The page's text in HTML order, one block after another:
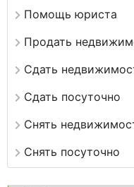
Помощь юриста
Продать
Сдать
Сдать посуточно
Снять
Снять посуточно